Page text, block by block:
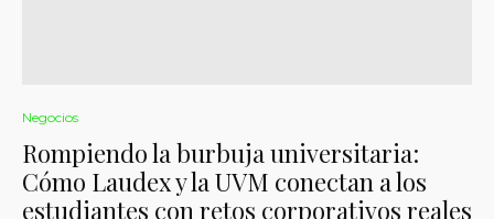
Negocios
Rompiendo la burbuja universitaria:
Cómo Laudex y la UVM conectan a los
estudiantes con retos corporativos reales